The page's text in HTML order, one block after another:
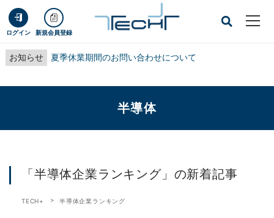
ログイン 新規会員登録
お知らせ 夏季休業期間のお問い合わせについて
半導体
「半導体企業ランキング」の新着記事
TECH+ 半導体企業ランキング